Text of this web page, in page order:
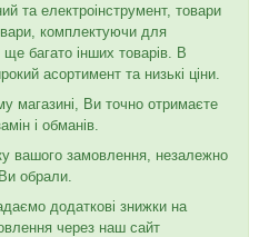
та електроінструмент, товари
комплектуючи для
ще багато інших товарів. В
асортимент та низькі ціни.
магазині, Ви точно отримаєте
і обманів.
вашого замовлення, незалежно
обрали.
додаткові знижки на
через наш сайт